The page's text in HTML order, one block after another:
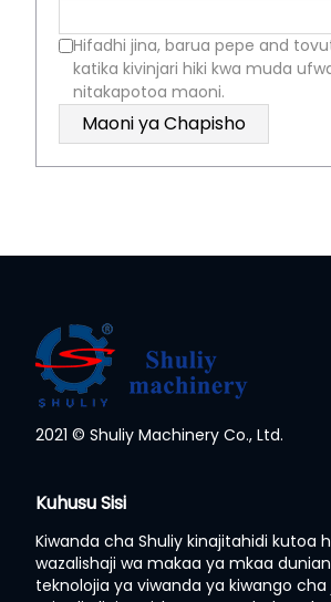
Hifadhi jina, barua pepe and
katika kivinjari hiki kwa muda
nitakapotoa maoni.
2021 © Shuliy Machinery Co., Ltd.
Kuhusu Sisi
Kiwanda cha Shuliy kinajitahidi kutoa
wazalishaji wa makaa ya mkaa
teknolojia ya viwanda ya kiwango